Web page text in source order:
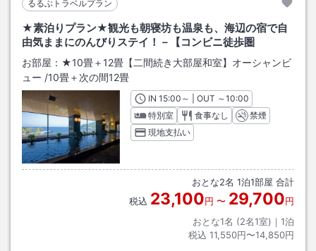
るるぶトラベルプラン
★素泊りプラン★観光も朝寝坊も温泉も、海辺の宿で自
由気ままにのんびりステイ！－【コンビニ徒歩圏
お部屋： ★10畳＋12畳【二間続き大部屋和室】オーシャンビ
ュー /10畳＋次の間12畳
INチェックイン
15:00 ～ | OUT チェックアウト
～10:00
特別室
食事なし
禁煙
現地支払い
おとな2名 1泊1部屋 合計
税込 23,100円 〜 29,700円
おとな1名 (2名1室)｜ 1泊
税込 11,550円〜14,850円